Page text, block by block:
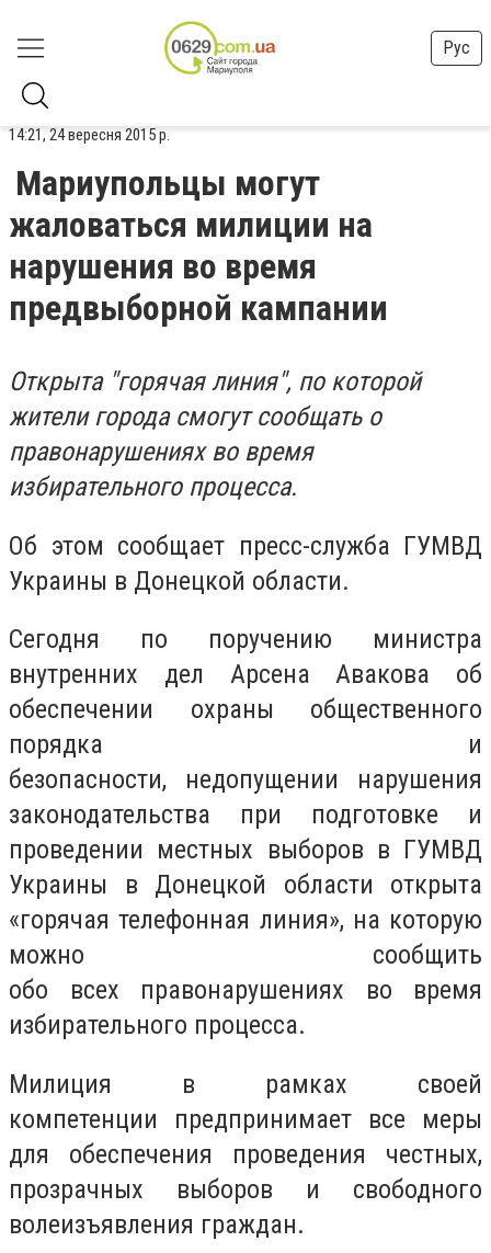
Рус
14:21, 24 вересня 2015 р.
Мариупольцы могут
жаловаться милиции на
нарушения во время
предвыборной кампании
Открыта "горячая линия", по которой
жители города смогут сообщать о
правонарушениях во время
избирательного процесса.
Об этом сообщает пресс-служба ГУМВД
Украины в Донецкой области.
Сегодня по поручению министра
внутренних дел Арсена Авакова об
обеспечении охраны общественного
порядка и
безопасности, недопущении нарушения
законодательства при подготовке и
проведении местных выборов в ГУМВД
Украины в Донецкой области открыта
«горячая телефонная линия», на которую
можно сообщить
обо всех правонарушениях во время
избирательного процесса.
Милиция в рамках своей
компетенции предпринимает все меры
для обеспечения проведения честных,
прозрачных выборов и свободного
волеизъявления граждан.